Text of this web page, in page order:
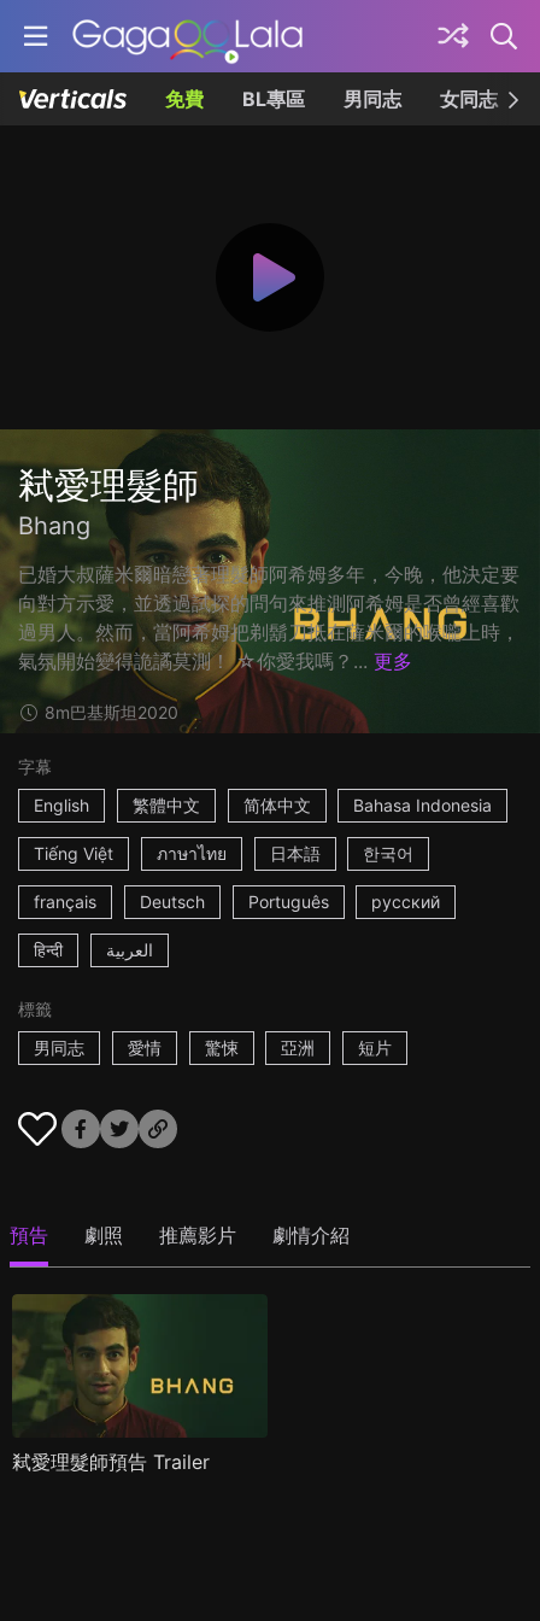
免費 BL專區 男同志 女同志
弒愛理髮師
Bhang
已婚大叔薩米爾暗戀著理髮師阿希姆多年，今晚，他決定要
向對方示愛，並透過試探的問句來推測阿希姆是否曾經喜歡
過男人。然而，當阿希姆把剃鬍刀抵在薩米爾的喉嚨上時，
氣氛開始變得詭譎莫測！ ☆你愛我嗎？... 更多
8m巴基斯坦2020
字幕
English
繁體中文 简体中文 Bahasa Indonesia
Tiếng Việt ภาษาไทย 日本語 한국어
français Deutsch Português русский
हिन्दी العربية
標籤
男同志
愛情 驚悚 亞洲 短片
預告 劇照 推薦影片 劇情介紹
弒愛理髮師預告 Trailer